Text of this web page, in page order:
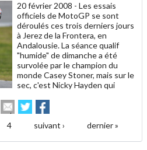
20 février 2008 - Les essais
officiels de MotoGP se sont
déroulés ces trois derniers jours
à Jerez de la Frontera, en
Andalousie. La séance qualif
"humide" de dimanche a été
survolée par le champion du
monde Casey Stoner, mais sur le
sec, c'est Nicky Hayden qui
Envoyer
cet
article
un
Partager
sur
Twitter
sur
Facebook
4 suivant › dernier »